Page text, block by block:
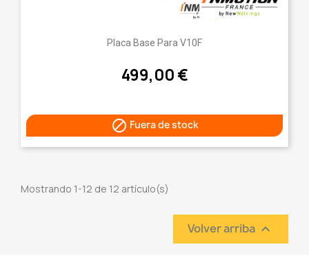
Placa Base Para V10F
499,00 €
 Fuera de stock
Mostrando 1-12 de 12 artículo(s)
Volver arriba 